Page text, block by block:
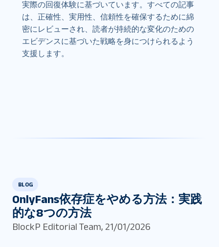
実際の回復体験に基づいています。すべての記事
は、正確性、実用性、信頼性を確保するために綿
密にレビューされ、読者が持続的な変化のための
エビデンスに基づいた戦略を身につけられるよう
支援します。
BLOG
OnlyFans依存症をやめる方法：実践
的な8つの方法
BlockP Editorial Team, 21/01/2026